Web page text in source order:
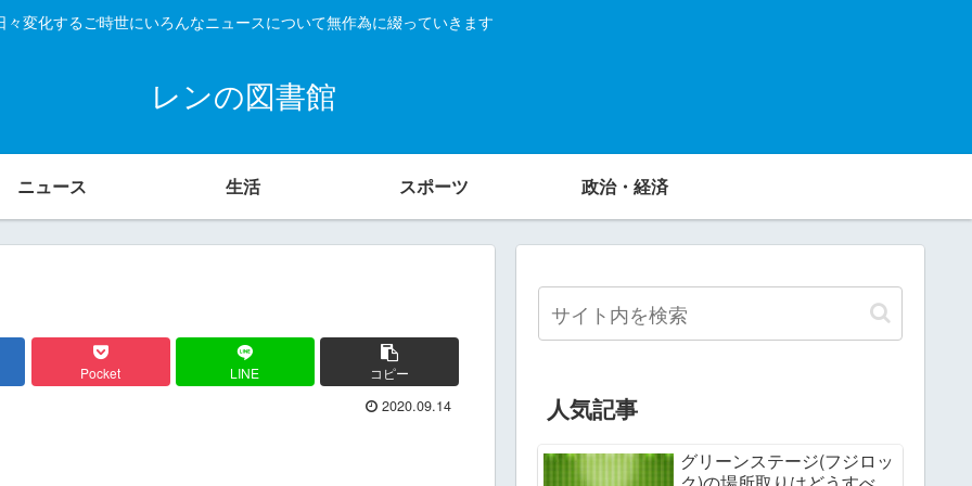
々変化するご時世にいろんなニュースについて無作為に綴っていきます
レンの図書館
ニュース 生活 スポーツ 政治・経済
Pocket LINE コピー
2020.09.14 人気記事
グリーンステージ(フジロッ